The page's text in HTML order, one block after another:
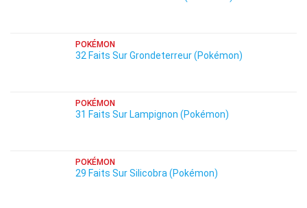
POKÉMON
32 Faits Sur Grondeterreur (Pokémon)
POKÉMON
31 Faits Sur Lampignon (Pokémon)
POKÉMON
29 Faits Sur Silicobra (Pokémon)